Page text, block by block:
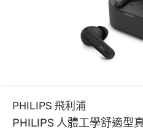
PHILIPS 飛利浦
PHILIPS 人體工學舒適型